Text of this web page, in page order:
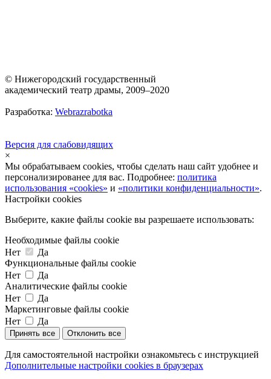
© Нижегородский государственный
академический театр драмы, 2009–2020
Разработка: Webrazrabotka
Версия для слабовидящих
×
Мы обрабатываем cookies, чтобы сделать наш сайт удобнее и
персонализированее для вас. Подробнее: политика
использования «cookies» и «политики конфиденциальности».
Настройки cookies
Выберите, какие файлы cookie вы разрешаете использовать:
Необходимые файлы cookie
Нет
Да
Функциональные файлы cookie
Нет
Да
Аналитические файлы cookie
Нет
Да
Маркетинговые файлы cookie
Нет
Да
Принять все Отклонить все
Для самостоятельной настройки ознакомьтесь с инструкцией
Дополнительные настройки cookies в браузерах